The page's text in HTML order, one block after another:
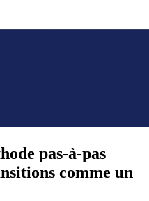
pas-à-pas
comme un